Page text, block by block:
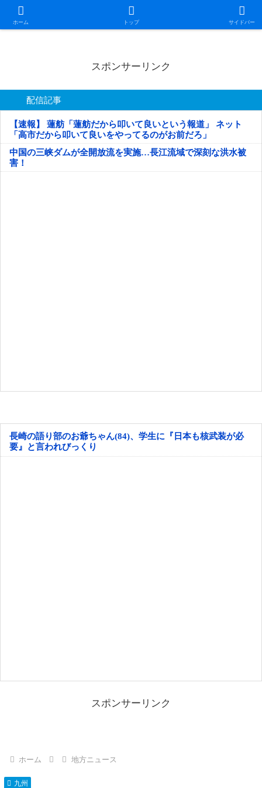
ホーム トップ サイドバー
日本第一！ニュース録
スポンサーリンク
配信記事
【速報】 蓮舫「蓮舫だから叩いて良いという報道」 ネット
「高市だから叩いて良いをやってるのがお前だろ」
中国の三峡ダムが全開放流を実施…長江流域で深刻な洪水被
害！
長崎の語り部のお爺ちゃん(84)、学生に『日本も核武装が必
要』と言われびっくり
スポンサーリンク
ホーム 地方ニュース
九州